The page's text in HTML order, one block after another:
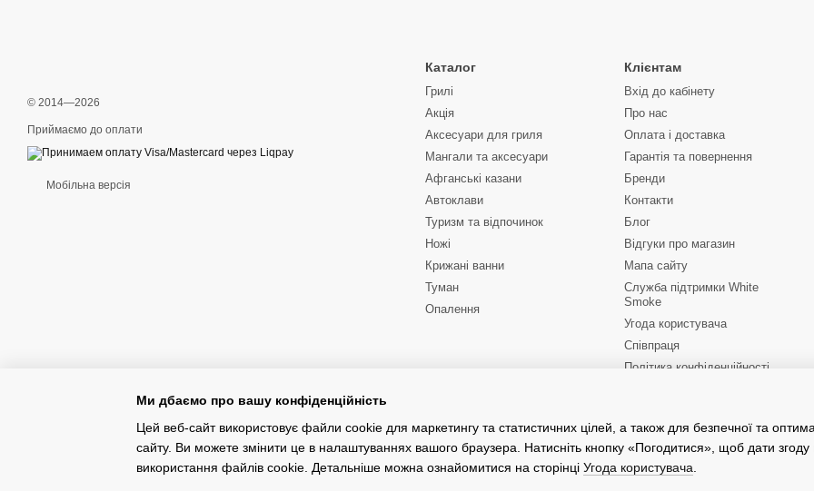
© 2014—2026
Приймаємо до оплати
Мобільна версія
Каталог
Грилі
Акція
Аксесуари для гриля
Мангали та аксесуари
Афганські казани
Автоклави
Туризм та відпочинок
Ножі
Крижані ванни
Туман
Опалення
Клієнтам
Вхід до кабінету
Про нас
Оплата і доставка
Гарантія та повернення
Бренди
Контакти
Блог
Відгуки про магазин
Мапа сайту
Служба підтримки White
Smoke
Угода користувача
Співпраця
Політика конфіденційності
Ми дбаємо про вашу конфіденційність
Цей веб-сайт використовує файли cookie для маркетингу та статистичних цілей, а також для безпечної та
сайту. Ви можете змінити це в налаштуваннях вашого браузера. Натисніть кнопку «Погодитися», щоб дати згоду
використання файлів cookie. Детальніше можна ознайомитися на сторінці Угода користувача